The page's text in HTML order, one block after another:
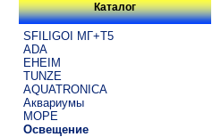
Каталог
SFILIGOI МГ+Т5
ADA
EHEIM
TUNZE
AQUATRONICA
Аквариумы
МОРЕ
Освещение